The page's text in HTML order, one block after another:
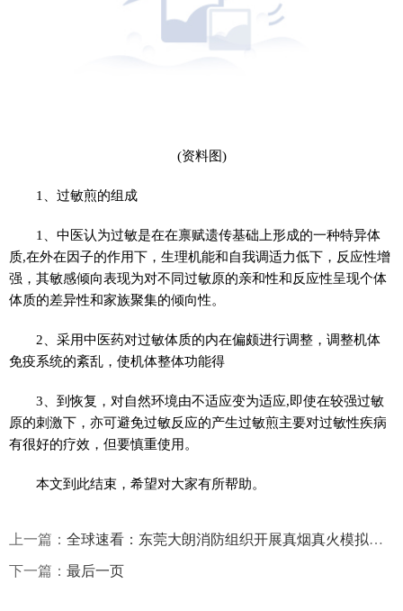
(资料图)
1、过敏煎的组成
1、中医认为过敏是在在禀赋遗传基础上形成的一种特异体
质,在外在因子的作用下，生理机能和自我调适力低下，反应性增
强，其敏感倾向表现为对不同过敏原的亲和性和反应性呈现个体
体质的差异性和家族聚集的倾向性。
2、采用中医药对过敏体质的内在偏颇进行调整，调整机体
免疫系统的紊乱，使机体整体功能得
3、到恢复，对自然环境由不适应变为适应,即使在较强过敏
原的刺激下，亦可避免过敏反应的产生过敏煎主要对过敏性疾病
有很好的疗效，但要慎重使用。
本文到此结束，希望对大家有所帮助。
上一篇： 全球速看：东莞大朗消防组织开展真烟真火模拟训练
下一篇： 最后一页